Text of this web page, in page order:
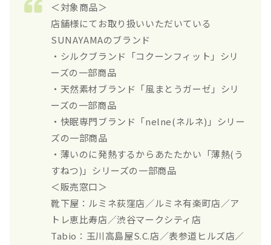
＜対象商品＞
店舗様にてお取り扱いいただいている
SUNAYAMAのブランド
・シルクブランド「コクーンフィット」シリ
ーズの一部商品
・天然素材ブランド「風まとうガーゼ」シリ
ーズの一部商品
・快眠専門ブランド「nelne(ネルネ)」シリー
ズの一部商品
・薄いのに発熱するからあたたかい「薄熱(う
すねつ)」シリーズの一部商品
＜販売窓口＞
靴下屋：ルミネ荻窪店／ルミネ有楽町店／ア
トレ恵比寿店／渋谷マークシティ店
Tabio：玉川高島屋S.C.店／表参道ヒルズ店／